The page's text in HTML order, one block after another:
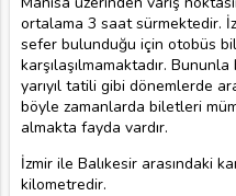
ortalama 3 saat sürmektedir.
sefer bulunduğu için otobüs
karşılaşılmamaktadır.
yarıyıl tatili gibi dönemlerde
böyle zamanlarda biletleri
almakta fayda vardır.
İzmir ile Balıkesir arasındaki
kilometredir.